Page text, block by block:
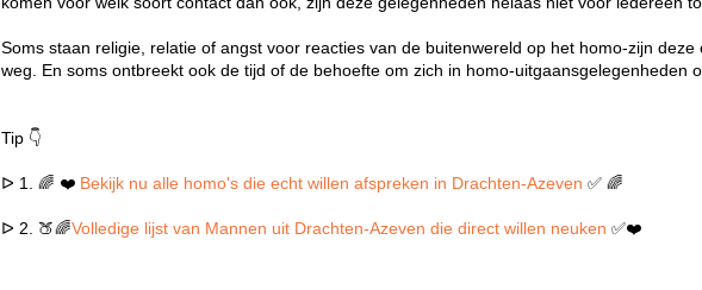
Soms staan religie, relatie of angst voor reacties van de buitenwereld op het homo-zijn deze
weg. En soms ontbreekt ook de tijd of de behoefte om zich in homo-uitgaansgelegenheden
Tip 👇
ᐅ 1. 🌈 ❤️ Bekijk nu alle homo's die echt willen afspreken in Drachten-Azeven ✅ 🌈
ᐅ 2. 🍑🌈Volledige lijst van Mannen uit Drachten-Azeven die direct willen neuken✅❤️